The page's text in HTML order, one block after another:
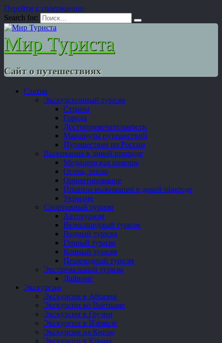
Перейти к содержанию
Search for:
Мир Туриста
Сайт о путешествиях
Статьи
Экскурсионный туризм
Страны
Города
Достопримечательности
Маршруты путешествий
Путешествия по России
Выживание в дикой природе
Медицинская помощь
Огонь, тепло
Ориентирование
Правила выживания в дикой природе
Укрытие
Спортивный туризм
Автотуризм
Велосипедный туризм
Водный туризм
Горный туризм
Конный туризм
Пешеходный туризм
Экстремальный туризм
Дайвинг
Экскурсии
Экскурсии в Абхазии
Экскурсии во Вьетнаме
Экскурсии в Грузии
Экскурсии в Израиле
Экскурсии на Кипре
Экскурсии в Крыму